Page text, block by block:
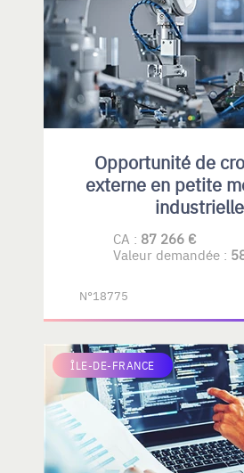
Opportunité de
externe en petite
industrielle
CA : 87 266 €
Valeur demandée :
N°18775
ÎLE-DE-FRANCE